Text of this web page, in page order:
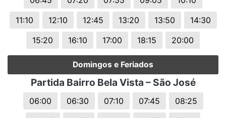
11:10
12:10 12:45 13:20 13:50
14:30
15:20
16:10 17:00 18:15 20:00
Domingos e Feriados
Partida Bairro Bela Vista – São José
06:00 06:30 07:10 07:45
08:25